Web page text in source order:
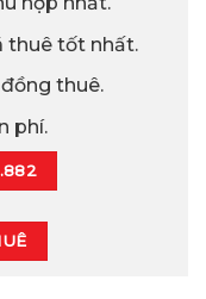
thuê tốt nhất.
thuê.
phí.